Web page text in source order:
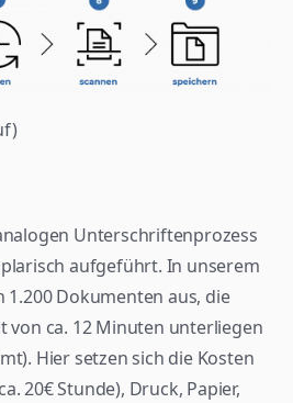
Unterschriftenprozess
aufgeführt. In unserem
1.200 Dokumenten aus, die
von ca. 12 Minuten unterliegen
Hier setzen sich die Kosten
20€ Stunde), Druck, Papier,